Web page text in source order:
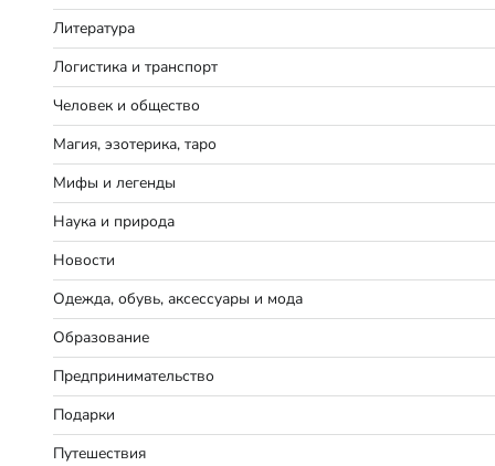
Литература
Логистика и транспорт
Человек и общество
Магия, эзотерика, таро
Мифы и легенды
Наука и природа
Новости
Одежда, обувь, аксессуары и мода
Образование
Предпринимательство
Подарки
Путешествия